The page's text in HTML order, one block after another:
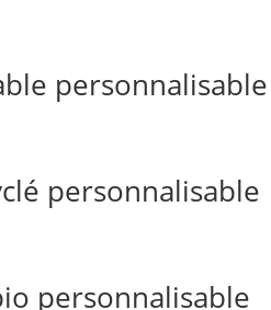
personnalisable
personnalisable
personnalisable